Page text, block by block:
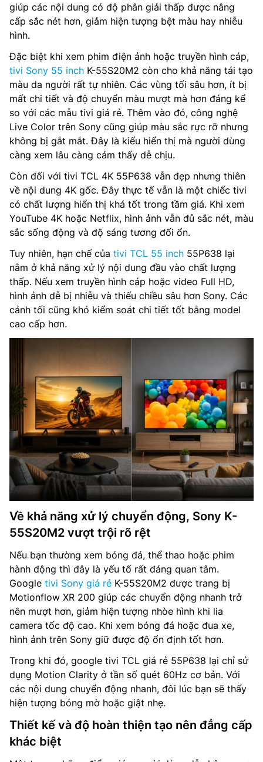
giúp các nội dung có độ phân giải thấp được nâng
cấp sắc nét hơn, giảm hiện tượng bệt màu hay nhiễu
hình.
Đặc biệt khi xem phim điện ảnh hoặc truyền hình cáp,
tivi Sony 55 inch K-55S20M2 còn cho khả năng tái tạo
màu da người rất tự nhiên. Các vùng tối sâu hơn, ít bị
mất chi tiết và độ chuyển màu mượt mà hơn đáng kể
so với các mẫu tivi giá rẻ. Thêm vào đó, công nghệ
Live Color trên Sony cũng giúp màu sắc rực rỡ nhưng
không bị gắt mắt. Đây là kiểu hiển thị mà người dùng
càng xem lâu càng cảm thấy dễ chịu.
Còn đối với tivi TCL 4K 55P638 vẫn đẹp nhưng thiên
về nội dung 4K gốc. Đây thực tế vẫn là một chiếc tivi
có chất lượng hiển thị khá tốt trong tầm giá. Khi xem
YouTube 4K hoặc Netflix, hình ảnh vẫn đủ sắc nét, màu
sắc sống động và độ sáng tương đối ổn.
Tuy nhiên, hạn chế của tivi TCL 55 inch 55P638 lại
nằm ở khả năng xử lý nội dung đầu vào chất lượng
thấp. Nếu xem truyền hình cáp hoặc video Full HD,
hình ảnh dễ bị nhiễu và thiếu chiều sâu hơn Sony. Các
cảnh tối cũng khó kiểm soát chi tiết tốt bằng model
cao cấp hơn.
Về khả năng xử lý chuyển động, Sony K-
55S20M2 vượt trội rõ rệt
Nếu bạn thường xem bóng đá, thể thao hoặc phim
hành động thì đây là yếu tố rất đáng quan tâm.
Google tivi Sony giá rẻ K-55S20M2 được trang bị
Motionflow XR 200 giúp các chuyển động nhanh trở
nên mượt hơn, giảm hiện tượng nhòe hình khi lia
camera tốc độ cao. Khi xem bóng đá hoặc đua xe,
hình ảnh trên Sony giữ được độ ổn định tốt hơn.
Trong khi đó, google tivi TCL giá rẻ 55P638 lại chỉ sử
dụng Motion Clarity ở tần số quét 60Hz cơ bản. Với
các nội dung chuyển động nhanh, đôi lúc bạn sẽ thấy
hiện tượng bóng mờ hoặc giật nhẹ.
Thiết kế và độ hoàn thiện tạo nên đẳng cấp
khác biệt